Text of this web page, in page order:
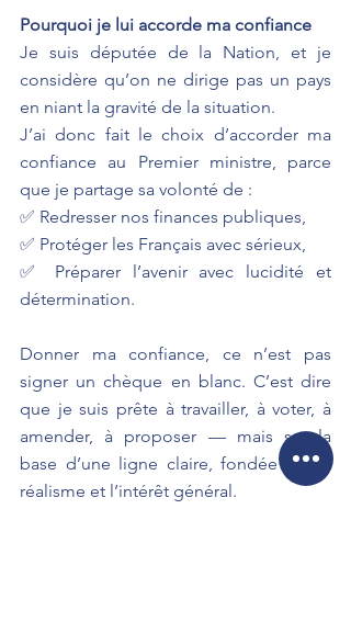
Pourquoi je lui accorde ma confiance
Je suis députée de la Nation, et je
considère qu’on ne dirige pas un pays
en niant la gravité de la situation.
J’ai donc fait le choix d’accorder ma
confiance au Premier ministre, parce
que je partage sa volonté de :
✅ Redresser nos finances publiques,
✅ Protéger les Français avec sérieux,
✅ Préparer l’avenir avec lucidité et
détermination.
Donner ma confiance, ce n’est pas
signer un chèque en blanc. C’est dire
que je suis prête à travailler, à voter, à
amender, à proposer — mais sur la
base d’une ligne claire, fondée sur le
réalisme et l’intérêt général.